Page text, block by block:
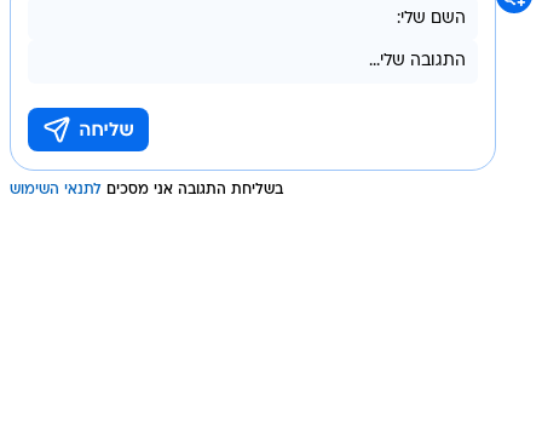
בשליחת התגובה אני מסכים לתנאי השימוש